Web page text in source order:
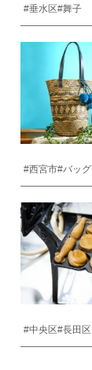
#垂水区#舞子
#西宮市#バッグ
#中央区#長田区